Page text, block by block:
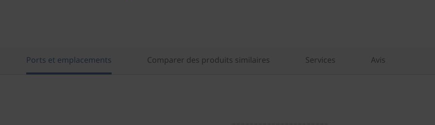
Ports et emplacements Comparer des produits similaires Services Avis